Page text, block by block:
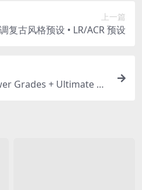
上一篇
复古风格预设 • LR/ACR 预设